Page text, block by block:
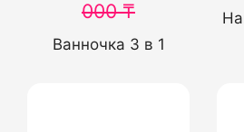
000₸
Ванночка 3 в 1